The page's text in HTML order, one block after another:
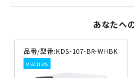
あなたへ
品番/型番:KDS-107-BR-WHBK